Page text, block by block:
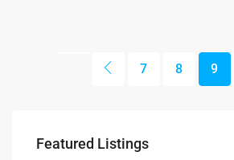
7 8 9
Featured Listings